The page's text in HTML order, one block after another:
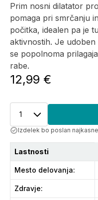
Prim nosni dilatator
pomaga pri smrčanju
počitka, idealen pa je
aktivnostih. Je
se popolnoma
rabe.
12,99 €
1
Izdelek bo poslan
Lastnosti
Mesto delovanja:
Zdravje: